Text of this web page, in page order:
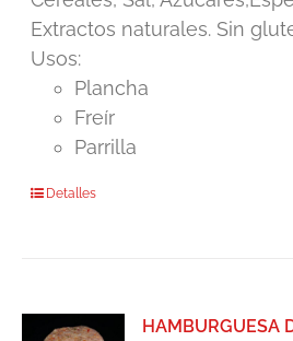
Extractos naturales. Sin
Usos:
Plancha
Freír
Parrilla
Detalles
HAMBURGUESA